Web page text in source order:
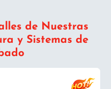
de Nuestras
y Sistemas de